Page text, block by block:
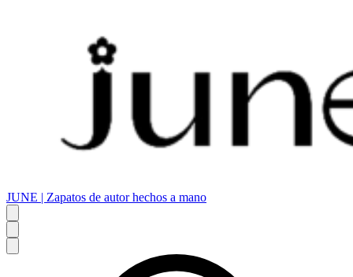
JUNE | Zapatos de autor hechos a mano